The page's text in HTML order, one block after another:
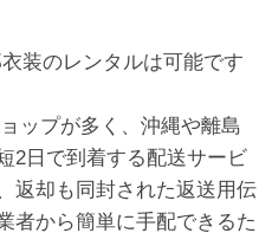
装のレンタルは可能です
ップが多く、沖縄や離島
2日で到着する配送サービ
返却も同封された返送用伝
者から簡単に手配できるた